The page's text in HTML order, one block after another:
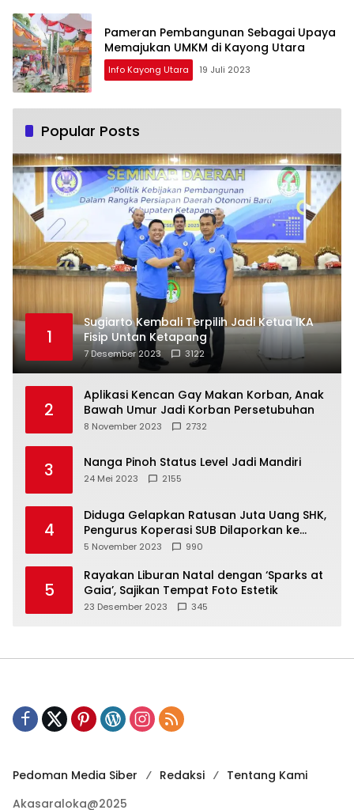
Pameran Pembangunan Sebagai Upaya
Memajukan UMKM di Kayong Utara
Info Kayong Utara 19 Juli 2023
Popular Posts
1
Sugiarto Kembali Terpilih Jadi Ketua IKA
Fisip Untan Ketapang
7 Desember 2023 3122
2
Aplikasi Kencan Gay Makan Korban, Anak
Bawah Umur Jadi Korban Persetubuhan
8 November 2023 2732
3 Nanga Pinoh Status Level Jadi Mandiri
24 Mei 2023 2155
4
Diduga Gelapkan Ratusan Juta Uang SHK,
Pengurus Koperasi SUB Dilaporkan ke
Polisi
5 November 2023 990
5
Rayakan Liburan Natal dengan ‘Sparks at
Gaia’, Sajikan Tempat Foto Estetik
23 Desember 2023 345
Pedoman Media Siber Redaksi
Tentang Kami
Akasaraloka@2025